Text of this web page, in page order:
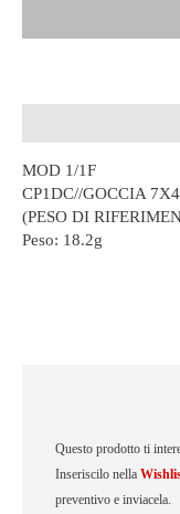
Questo prodotto ti
Inseriscilo nella
preventivo e inviacela.
MOD 1/1F
CP1DC//GOCCIA 7X4
(PESO DI
Peso: 18.2g